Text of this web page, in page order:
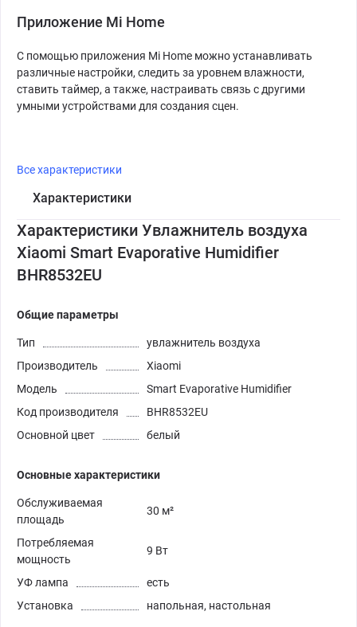
Приложение Mi Home
С помощью приложения Mi Home можно устанавливать
различные настройки, следить за уровнем влажности,
ставить таймер, а также, настраивать связь с другими
умными устройствами для создания сцен.
Все характеристики
Характеристики
Характеристики Увлажнитель воздуха
Xiaomi Smart Evaporative Humidifier
BHR8532EU
Общие параметры
Тип
увлажнитель воздуха
Производитель
Xiaomi
Модель
Smart Evaporative Humidifier
Код производителя
BHR8532EU
Основной цвет
белый
Основные характеристики
Обслуживаемая
площадь
30 м²
Потребляемая
мощность
9 Вт
УФ лампа
есть
Установка
напольная, настольная